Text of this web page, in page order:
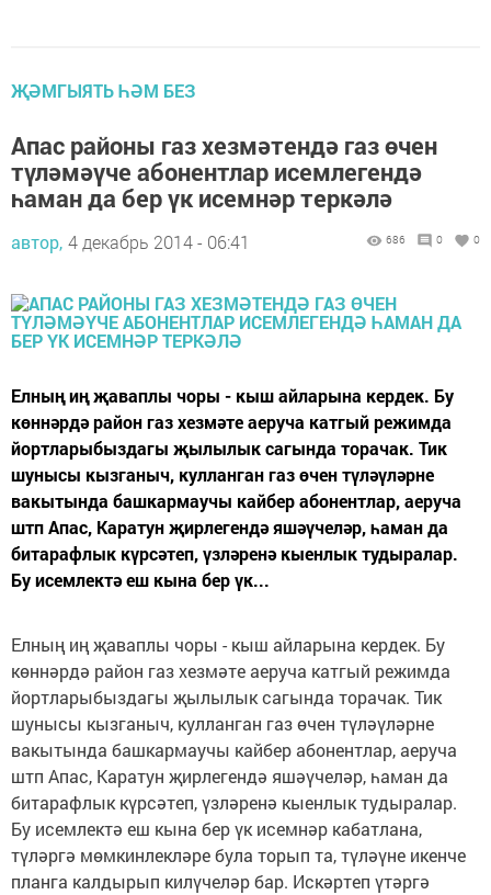
ҖӘМГЫЯТЬ ҺӘМ БЕЗ
Апас районы газ хезмәтендә газ өчен
түләмәүче абонентлар исемлегендә
һаман да бер үк исемнәр теркәлә
автор, 4 декабрь 2014 - 06:41 686 0 0
Елның иң җаваплы чоры - кыш айларына кердек. Бу
көннәрдә район газ хезмәте аеруча катгый режимда
йортларыбыздагы җылылык сагында торачак. Тик
шунысы кызганыч, кулланган газ өчен түләүләрне
вакытында башкармаучы кайбер абонентлар, аеруча
штп Апас, Каратун җирлегендә яшәүчеләр, һаман да
битарафлык күрсәтеп, үзләренә кыенлык тудыралар.
Бу исемлектә еш кына бер үк...
Елның иң җаваплы чоры - кыш айларына кердек. Бу
көннәрдә район газ хезмәте аеруча катгый режимда
йортларыбыздагы җылылык сагында торачак. Тик
шунысы кызганыч, кулланган газ өчен түләүләрне
вакытында башкармаучы кайбер абонентлар, аеруча
штп Апас, Каратун җирлегендә яшәүчеләр, һаман да
битарафлык күрсәтеп, үзләренә кыенлык тудыралар.
Бу исемлектә еш кына бер үк исемнәр кабатлана,
түләргә мөмкинлекләре була торып та, түләүне икенче
планга калдырып килүчеләр бар. Искәртеп үтәргә